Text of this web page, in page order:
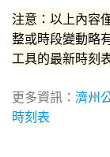
注意：以上內容
整或時段變動略
工具的最新時刻
更多資訊： 濟州
時刻表